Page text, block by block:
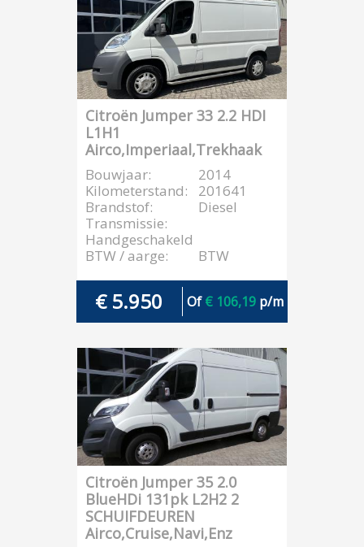
Citroën Jumper 33 2.2 HDI
L1H1
Airco,Imperiaal,Trekhaak
Bouwjaar:
2014
Kilometerstand:
201641
Brandstof:
Diesel
Transmissie:
Handgeschakeld
BTW / aarge:
BTW
€ 5.950 Of€ 106,19p/m
Citroën Jumper 35 2.0
BlueHDi 131pk L2H2 2
SCHUIFDEUREN
Airco,Cruise,Navi,Enz